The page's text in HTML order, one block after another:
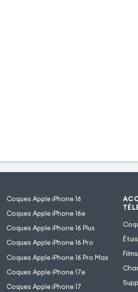
Coques Apple iPhone 16
Coques Apple iPhone 16e
Coques Apple iPhone 16 Plus
Coques Apple iPhone 16 Pro
Coques Apple iPhone 16 Pro Max
Coques Apple iPhone 17e
Coques Apple iPhone 17
Étuis